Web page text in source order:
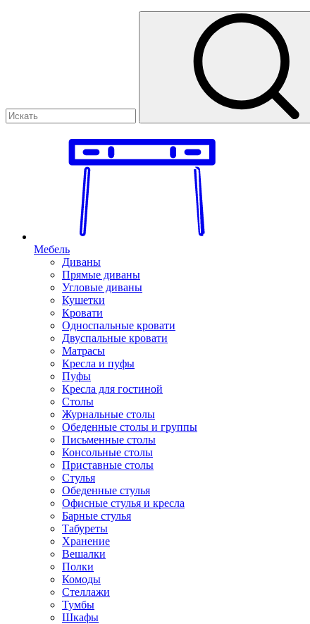
Мебель
Диваны
Прямые диваны
Угловые диваны
Кушетки
Кровати
Односпальные кровати
Двуспальные кровати
Матрасы
Кресла и пуфы
Пуфы
Кресла для гостиной
Столы
Журнальные столы
Обеденные столы и группы
Письменные столы
Консольные столы
Приставные столы
Стулья
Обеденные стулья
Офисные стулья и кресла
Барные стулья
Табуреты
Хранение
Вешалки
Полки
Комоды
Стеллажи
Тумбы
Шкафы